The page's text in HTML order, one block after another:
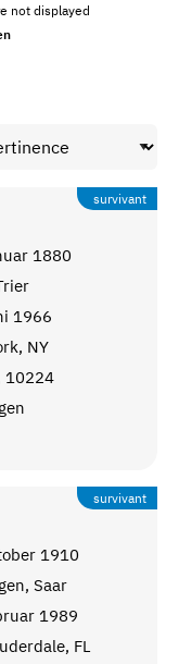
not displayed
survivant
1880
1966
NY
10224
survivant
1910
Saar
1989
FL